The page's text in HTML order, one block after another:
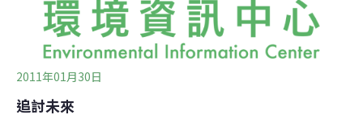
服務貿易協議，和之後緊接而來的兩岸貨貿協議。綠黨呼
籲政府應先制定「兩岸協定締結與監督條例」、「自由貿
2011年01月30日
追討未來